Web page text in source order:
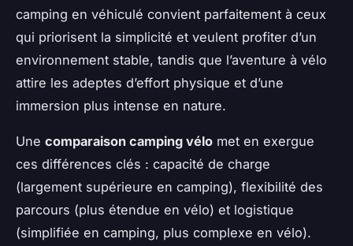
camping en véhiculé convient parfaitement à ceux
qui priorisent la simplicité et veulent profiter d’un
environnement stable, tandis que l’aventure à vélo
attire les adeptes d’effort physique et d’une
immersion plus intense en nature.
Une comparaison camping vélo met en exergue
ces différences clés : capacité de charge
(largement supérieure en camping), flexibilité des
parcours (plus étendue en vélo) et logistique
(simplifiée en camping, plus complexe en vélo).